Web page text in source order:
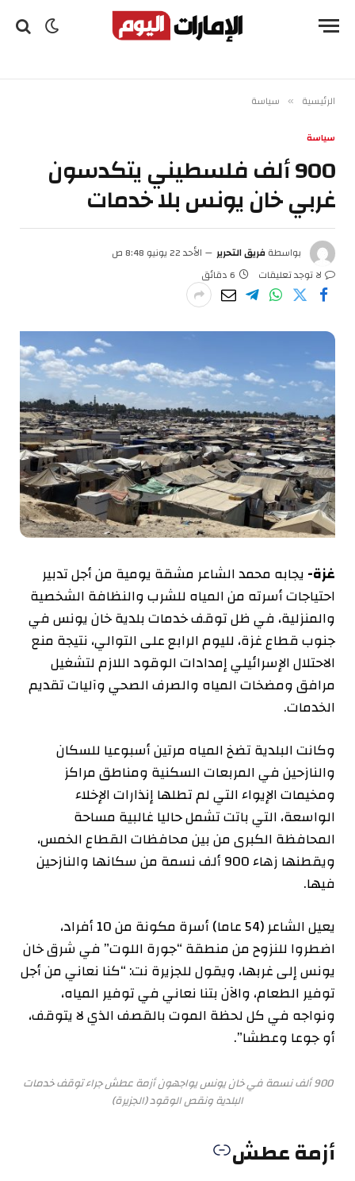
الرئيسية » سياسة
سياسة
900 ألف فلسطيني يتكدسون
غربي خان يونس بلا خدمات
بواسطةفريق التحرير
الأحد 22 يونيو 8:48 ص
لا توجد تعليقات
6 دقائق
غزة-يجابه محمد الشاعر مشقة يومية من أجل تدبير
احتياجات أسرته من المياه للشرب والنظافة الشخصية
والمنزلية، في ظل توقف خدمات بلدية خان يونس في
جنوب قطاع غزة، لليوم الرابع على التوالي، نتيجة منع
الاحتلال الإسرائيلي إمدادات الوقود اللازم لتشغيل
مرافق ومضخات المياه والصرف الصحي وآليات تقديم
الخدمات.
وكانت البلدية تضخ المياه مرتين أسبوعيا للسكان
والنازحين في المربعات السكنية ومناطق مراكز
ومخيمات الإيواء التي لم تطلها إنذارات الإخلاء
الواسعة، التي باتت تشمل حاليا غالبية مساحة
المحافظة الكبرى من بين محافظات القطاع الخمس،
ويقطنها زهاء 900 ألف نسمة من سكانها والنازحين
فيها.
يعيل الشاعر (54 عاما) أسرة مكونة من 10 أفراد،
اضطروا للنزوح من منطقة “جورة اللوت” في شرق خان
يونس إلى غربها، ويقول للجزيرة نت: “كنا نعاني من أجل
توفير الطعام، والآن بتنا نعاني في توفير المياه،
ونواجه في كل لحظة الموت بالقصف الذي لا يتوقف،
أو جوعا وعطشا”.
900 ألف نسمة في خان يونس يواجهون أزمة عطش جراء توقف خدمات
البلدية ونقص الوقود (الجزيرة)
أزمة عطش